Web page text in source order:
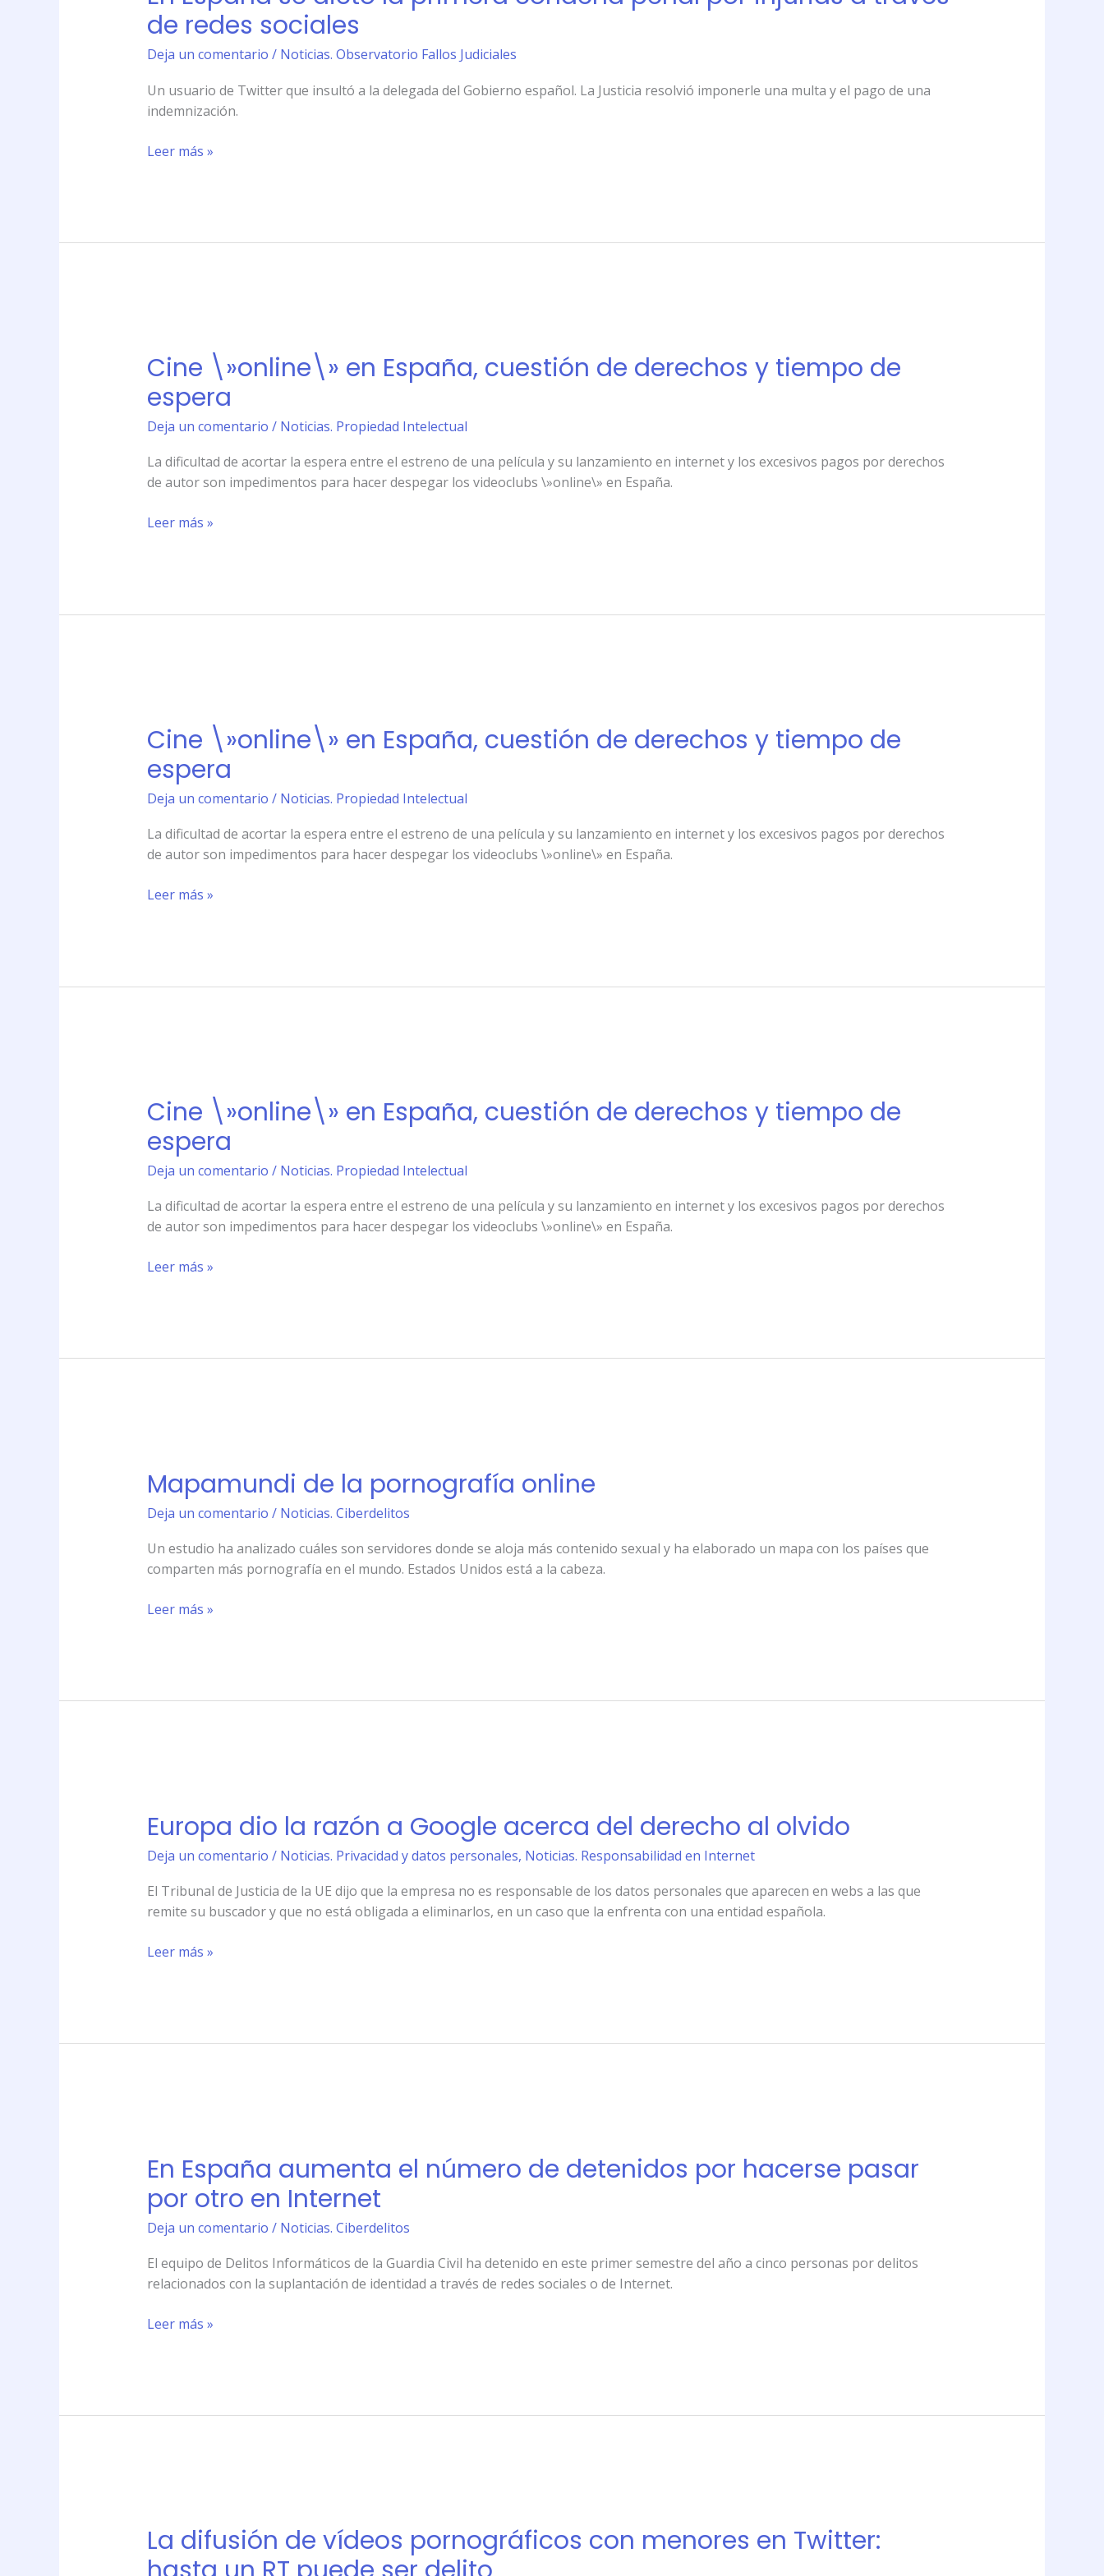
de redes sociales
Deja un comentario / Noticias. Observatorio Fallos Judiciales
Un usuario de Twitter que insultó a la delegada del Gobierno español. La Justicia resolvió imponerle una multa y el pago de una
indemnización.
dictó
la
primera
penal
por
a
sociales
Leer más »
Cine \»online\» en España, cuestión de derechos y tiempo de
espera
Deja un comentario / Noticias. Propiedad Intelectual
La dificultad de acortar la espera entre el estreno de una película y su lanzamiento en internet y los excesivos pagos por derechos
de autor son impedimentos para hacer despegar los videoclubs \»online\» en España.
en
cuestión
de
y
tiempo
espera
Leer más »
Cine \»online\» en España, cuestión de derechos y tiempo de
espera
Deja un comentario / Noticias. Propiedad Intelectual
La dificultad de acortar la espera entre el estreno de una película y su lanzamiento en internet y los excesivos pagos por derechos
de autor son impedimentos para hacer despegar los videoclubs \»online\» en España.
en
cuestión
de
y
tiempo
espera
Leer más »
Cine \»online\» en España, cuestión de derechos y tiempo de
espera
Deja un comentario / Noticias. Propiedad Intelectual
La dificultad de acortar la espera entre el estreno de una película y su lanzamiento en internet y los excesivos pagos por derechos
de autor son impedimentos para hacer despegar los videoclubs \»online\» en España.
en
cuestión
de
y
tiempo
espera
Leer más »
Mapamundi de la pornografía online
Deja un comentario / Noticias. Ciberdelitos
Un estudio ha analizado cuáles son servidores donde se aloja más contenido sexual y ha elaborado un mapa con los países que
comparten más pornografía en el mundo. Estados Unidos está a la cabeza.
la
pornografía
online
Leer más »
Europa dio la razón a Google acerca del derecho al olvido
Deja un comentario / Noticias. Privacidad y datos personales, Noticias. Responsabilidad en Internet
El Tribunal de Justicia de la UE dijo que la empresa no es responsable de los datos personales que aparecen en webs a las que
remite su buscador y que no está obligada a eliminarlos, en un caso que la enfrenta con una entidad española.
la
a
Google
acerca
derecho
Leer más »
En España aumenta el número de detenidos por hacerse pasar
por otro en Internet
Deja un comentario / Noticias. Ciberdelitos
El equipo de Delitos Informáticos de la Guardia Civil ha detenido en este primer semestre del año a cinco personas por delitos
relacionados con la suplantación de identidad a través de redes sociales o de Internet.
aumenta
número
de
por
hacerse
por
Leer más »
La difusión de vídeos pornográficos con menores en Twitter:
de
vídeos